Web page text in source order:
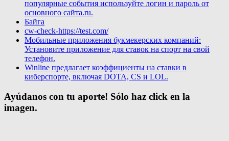
популярные события используйте логин и пароль от
основного сайта.ru.
Байга
cw-check-https://test.com/
Мобильные приложения букмекерских компаний:
Установите приложение для ставок на спорт на свой
телефон.
Winline предлагает коэффициенты на ставки в
киберспорте, включая DOTA, CS и LOL.
Ayúdanos con tu aporte! Sólo haz click en la
imagen.